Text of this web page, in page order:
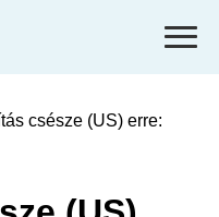
csésze (US) erre: